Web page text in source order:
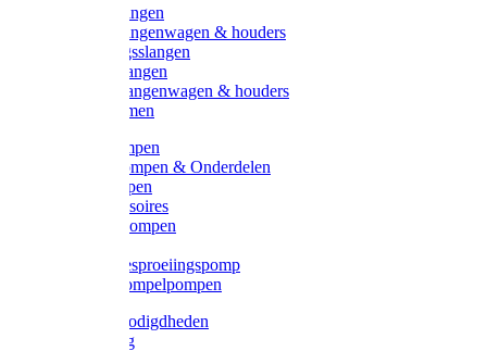
Overige slangen
Overige slangenwagen & houders
Beregeningsslangen
Gardena slangen
Gardena slangenwagen & houders
Slangklemmen
Leader pompen
Zwengelpompen & Onderdelen
Ebara pompen
Pompaccessoires
Excellent pompen
Gardena besproeiingspomp
Gardena dompelpompen
Tyleen benodigdheden
Tyleenslang